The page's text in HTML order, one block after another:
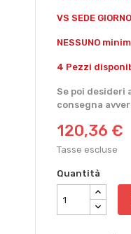
VS SEDE
NESSUNO
4 Pezzi
Se poi desideri
consegna
120,36 €
Tasse escluse
Quantità